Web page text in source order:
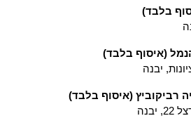
בלבד)
(איסוף בלבד)
רביקוביץ (איסוף בלבד)